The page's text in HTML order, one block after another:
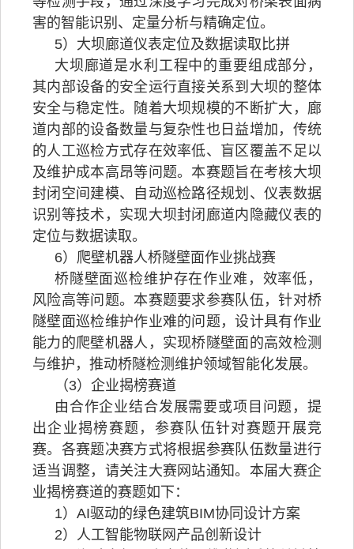
害的智能识别、定量分析与精确定位。
5）大坝廊道仪表定位及数据读取比拼
大坝廊道是水利工程中的重要组成部分，
其内部设备的安全运行直接关系到大坝的整体
安全与稳定性。随着大坝规模的不断扩大，廊
道内部的设备数量与复杂性也日益增加，传统
的人工巡检方式存在效率低、盲区覆盖不足以
及维护成本高昂等问题。本赛题旨在考核大坝
封闭空间建模、自动巡检路径规划、仪表数据
识别等技术，实现大坝封闭廊道内隐藏仪表的
定位与数据读取。
6）爬壁机器人桥隧壁面作业挑战赛
桥隧壁面巡检维护存在作业难，效率低，
风险高等问题。本赛题要求参赛队伍，针对桥
隧壁面巡检维护作业难的问题，设计具有作业
能力的爬壁机器人，实现桥隧壁面的高效检测
与维护，推动桥隧检测维护领域智能化发展。
（3）企业揭榜赛道
由合作企业结合发展需要或项目问题，提
出企业揭榜赛题，参赛队伍针对赛题开展竞
赛。各赛题决赛方式将根据参赛队伍数量进行
适当调整，请关注大赛网站通知。本届大赛企
业揭榜赛道的赛题如下：
1）AI驱动的绿色建筑BIM协同设计方案
2）人工智能物联网产品创新设计